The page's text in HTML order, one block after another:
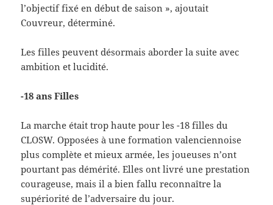
l’objectif fixé en début de saison », ajoutait
Couvreur, déterminé.
Les filles peuvent désormais aborder la suite avec
ambition et lucidité.
-18 ans Filles
La marche était trop haute pour les -18 filles du
CLOSW. Opposées à une formation valenciennoise
plus complète et mieux armée, les joueuses n’ont
pourtant pas démérité. Elles ont livré une prestation
courageuse, mais il a bien fallu reconnaître la
supériorité de l’adversaire du jour.